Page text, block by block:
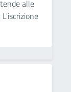
alle